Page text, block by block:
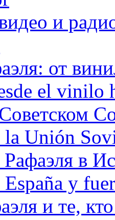
и
от
el vinilo
la Unión
в
y
и те,